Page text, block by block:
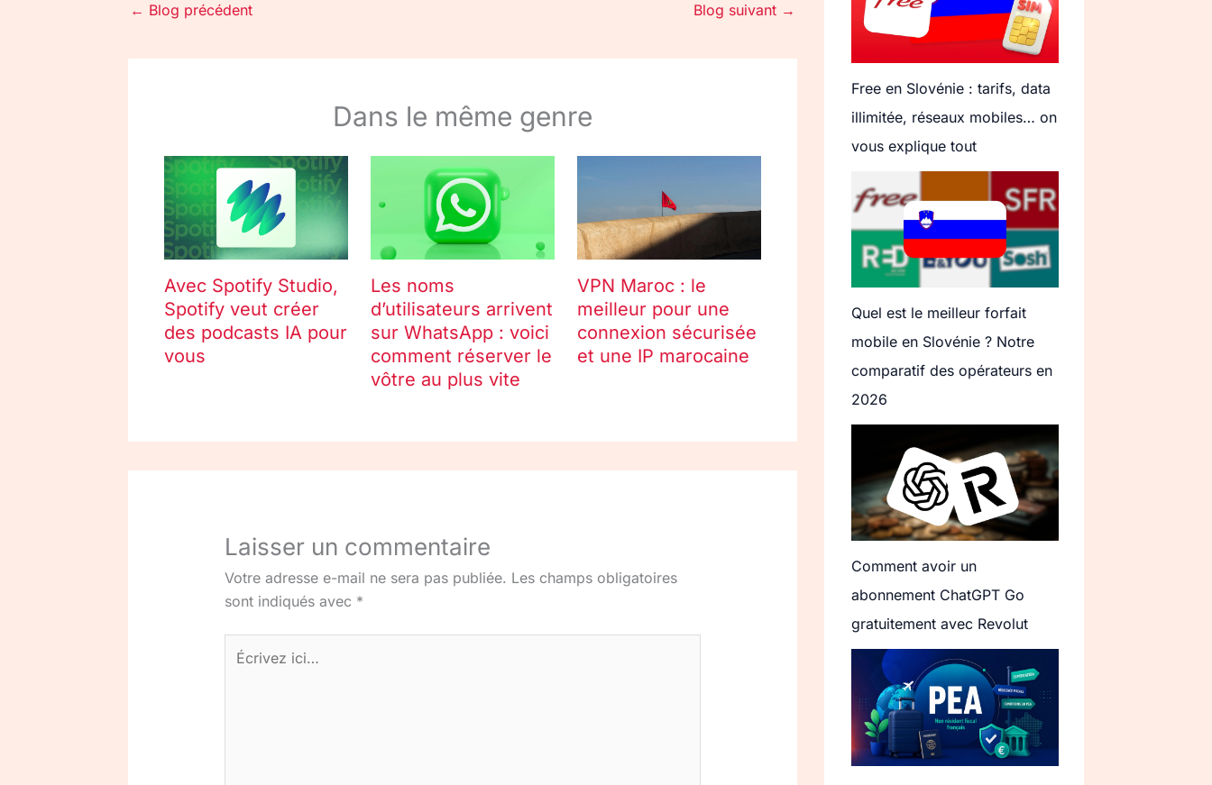
← Blog précédent Blog suivant →
Dans le même genre
Avec Spotify Studio,
Spotify veut créer
des podcasts IA pour
vous
Les noms
d’utilisateurs arrivent
sur WhatsApp : voici
comment réserver le
vôtre au plus vite
VPN Maroc : le
meilleur pour une
connexion sécurisée
et une IP marocaine
Laisser un commentaire
Votre adresse e-mail ne sera pas publiée. Les champs obligatoires
sont indiqués avec *
Écrivez
ici…
Free en Slovénie : tarifs, data
illimitée, réseaux mobiles… on
vous explique tout
Quel est le meilleur forfait
mobile en Slovénie ? Notre
comparatif des opérateurs en
2026
Comment avoir un
abonnement ChatGPT Go
gratuitement avec Revolut